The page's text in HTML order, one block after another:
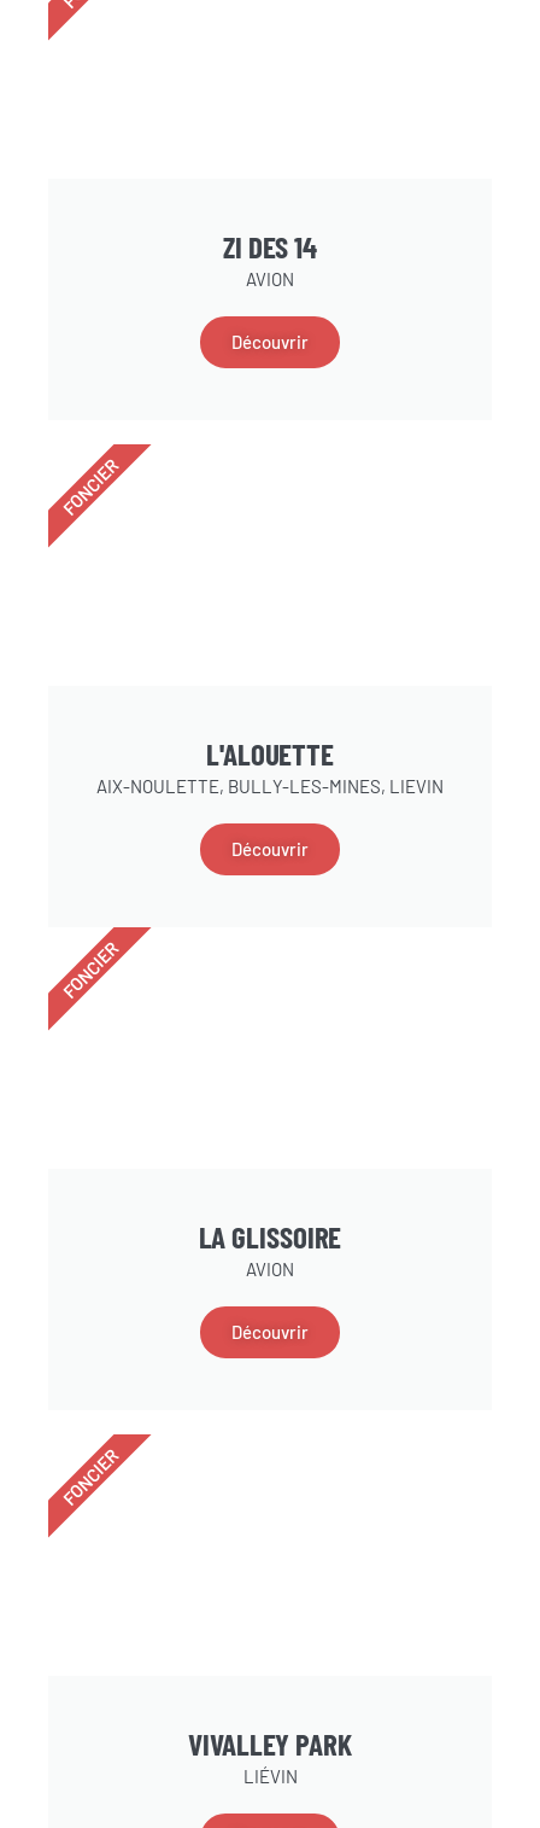
ZI DES 14
AVION
Découvrir
L'ALOUETTE
AIX-NOULETTE, BULLY-LES-MINES, LIEVIN
Découvrir
FONCIER
LA GLISSOIRE
AVION
Découvrir
FONCIER
VIVALLEY PARK
LIÉVIN
FONCIER